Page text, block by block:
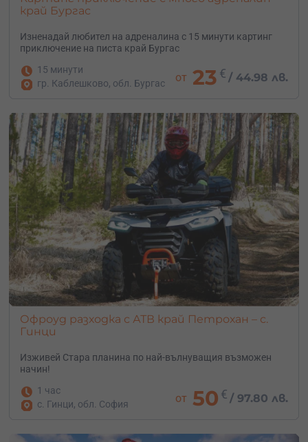
край Бургас
Изненадай любител на адреналина с 15 минути картинг
приключение на писта край Бургас
15 минути
гр. Каблешково, обл. Бургас
от 23 € /44.98 лв.
Офроуд разходка с АТВ край Петрохан – с.
Гинци
Изживей Стара планина по най-вълнуващия възможен
начин!
1 час
с. Гинци, обл. София
от 50 € /97.80 лв.